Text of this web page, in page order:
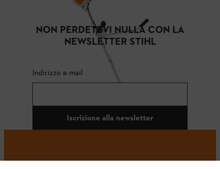
NON PERDETEVI NULLA CON LA
NEWSLETTER STIHL
Indirizzo e-mail
Iscrizione alla newsletter